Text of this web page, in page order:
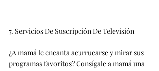
7. Servicios De Suscripción De Televisión
¿A mamá le encanta acurrucarse y mirar sus
programas favoritos? Consígale a mamá una